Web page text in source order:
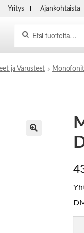
Yritys Ajankohtaista
ja Varusteet Monofonit